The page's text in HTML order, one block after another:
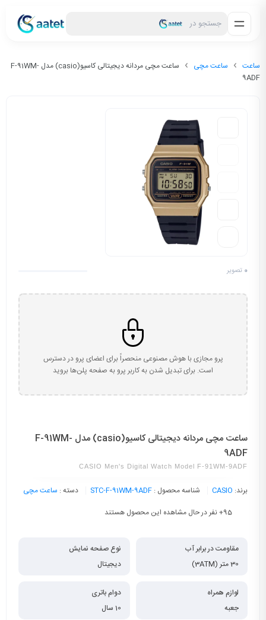
جستجو در
ساعت ساعت مچی
ساعت مچی مردانه دیجیتالی کاسیو(casio) مدل F-91WM-
9ADF
0 تصویر
پرو مجازی با هوش مصنوعی منحصراً برای اعضای پرو در دسترس
است. برای تبدیل شدن به کاربر پرو به صفحه پلن‌ها بروید
ساعت مچی مردانه دیجیتالی کاسیو(casio) مدل F-91WM-
9ADF
CASIO Men's Digital Watch Model F-91WM-9ADF
برند: CASIO شناسه محصول : STC-F-91WM-9ADF دسته : ساعت مچی
95+ نفر در حال مشاهده این محصول هستند
مقاومت در برابر آب
30 متر (3ATM)
نوع صفحه نمایش
دیجیتال
لوازم همراه
جعبه
دوام باتری
10 سال